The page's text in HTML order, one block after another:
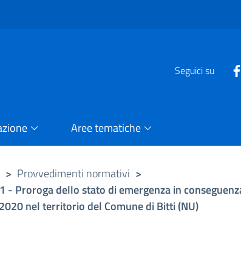
Seguici su
Aree tematiche
> Provvedimenti normativi >
Proroga dello stato di emergenza in
nel territorio del Comune di Bitti (NU)